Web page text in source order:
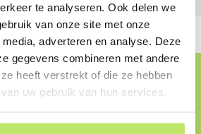
te analyseren. Ook delen we
van onze site met onze
adverteren en analyse. Deze
gegevens combineren met andere
heeft verstrekt of die ze hebben
uw gebruik van hun services.
ontvangen?
nieuwsbrief en ontvang direct